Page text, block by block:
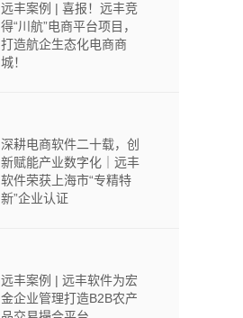
远丰案例 | 喜报！远丰竞
得“川航”电商平台项目，
打造航企生态化电商商
城！
深耕电商软件二十载，创
新赋能产业数字化｜远丰
软件荣获上海市“专精特
新”企业认证
远丰案例 | 远丰软件为宏
金企业管理打造B2B农产